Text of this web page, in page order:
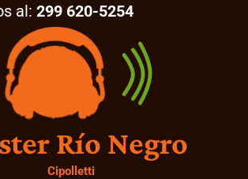
al: 299 620-5254
Río Negro
Cipolletti